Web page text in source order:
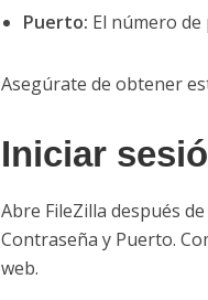
Puerto: El número
Asegúrate de obtener
Iniciar
Abre FileZilla después
Contraseña y Puerto.
web.